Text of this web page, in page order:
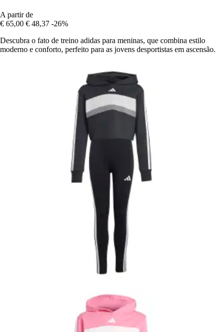
A partir de
€ 65,00 € 48,37 -26%
Descubra o fato de treino adidas para meninas, que combina estilo
moderno e conforto, perfeito para as jovens desportistas em ascensão.